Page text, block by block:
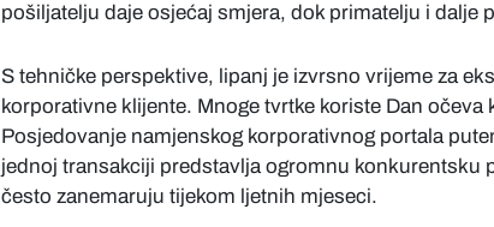
pošiljatelju daje osjećaj smjera, dok primatelju i dalje
S tehničke perspektive, lipanj je izvrsno vrijeme za
korporativne klijente. Mnoge tvrtke koriste Dan
Posjedovanje namjenskog korporativnog portala
jednoj transakciji predstavlja ogromnu konkurentsku
često zanemaruju tijekom ljetnih mjeseci.